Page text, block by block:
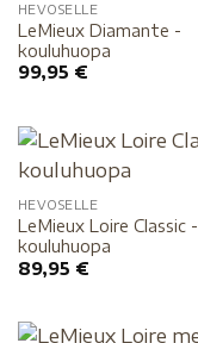
HEVOSELLE
LeMieux Diamante -
kouluhuopa
99,95 €
HEVOSELLE
LeMieux Loire Classic -
kouluhuopa
89,95 €